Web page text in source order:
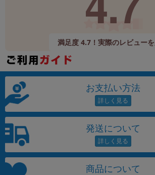
満足度 4.7！実際のレビュー
お支払い方法
発送について
商品について